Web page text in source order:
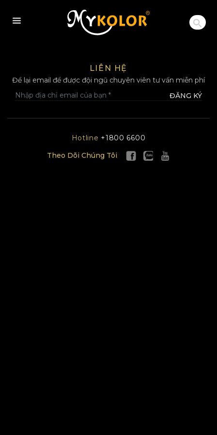
MYKOLOR
LIÊN HỆ
Để lại email để được đội ngũ chuyên viên tư vấn miễn phí
ĐĂNG KÝ
Hotline +1800 6600
Theo Dõi Chúng Tôi